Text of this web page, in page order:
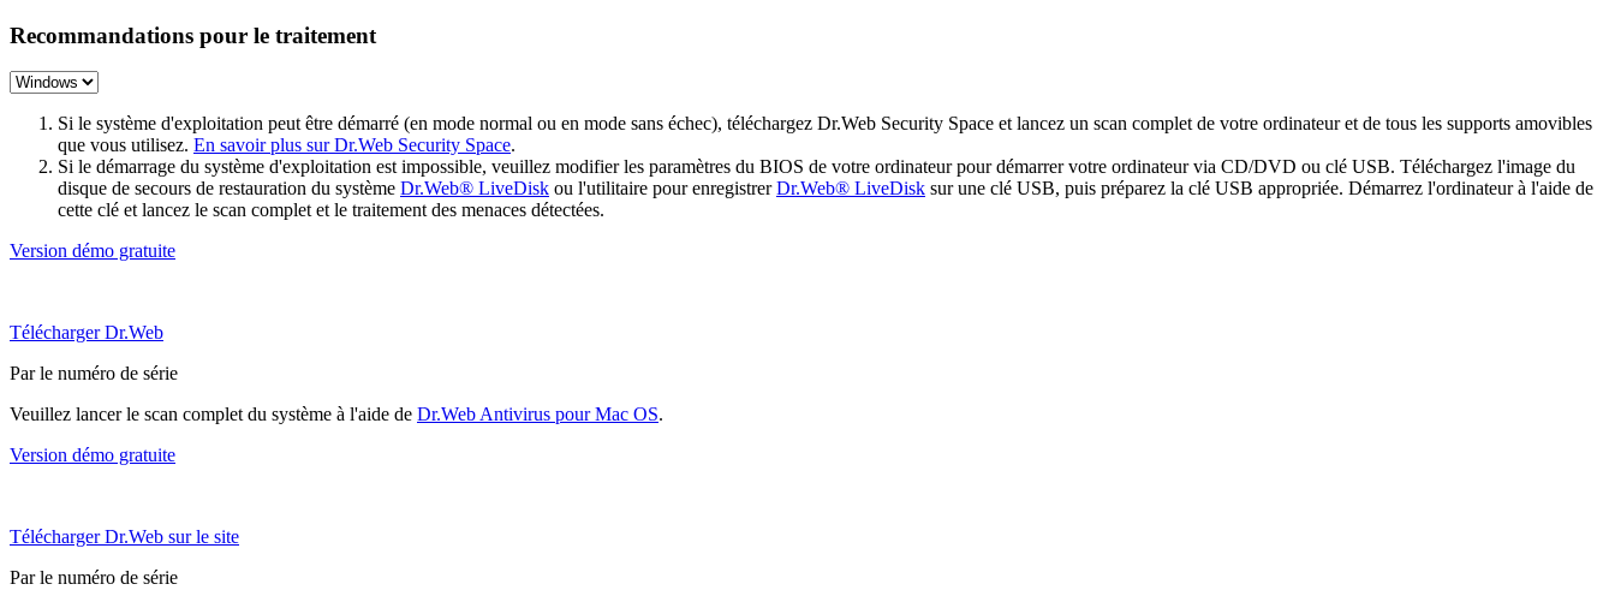
Recommandations pour le traitement
Si le système d'exploitation peut être démarré (en mode normal ou en mode sans échec), téléchargez Dr.Web Security Space et lancez un scan complet de votre ordinateur et de tous les supports amovibles
que vous utilisez. En savoir plus sur Dr.Web Security Space.
Si le démarrage du système d'exploitation est impossible, veuillez modifier les paramètres du BIOS de votre ordinateur pour démarrer votre ordinateur via CD/DVD ou clé USB. Téléchargez l'image du
disque de secours de restauration du système Dr.Web® LiveDisk ou l'utilitaire pour enregistrerDr.Web® LiveDisk sur une clé USB, puis préparez la clé USB appropriée. Démarrez l'ordinateur à l'aide de
cette clé et lancez le scan complet et le traitement des menaces détectées.
Version démo gratuite
Télécharger Dr.Web
Par le numéro de série
Veuillez lancer le scan complet du système à l'aide de Dr.Web Antivirus pour Mac OS.
Version démo gratuite
Télécharger Dr.Web sur le site
Par le numéro de série